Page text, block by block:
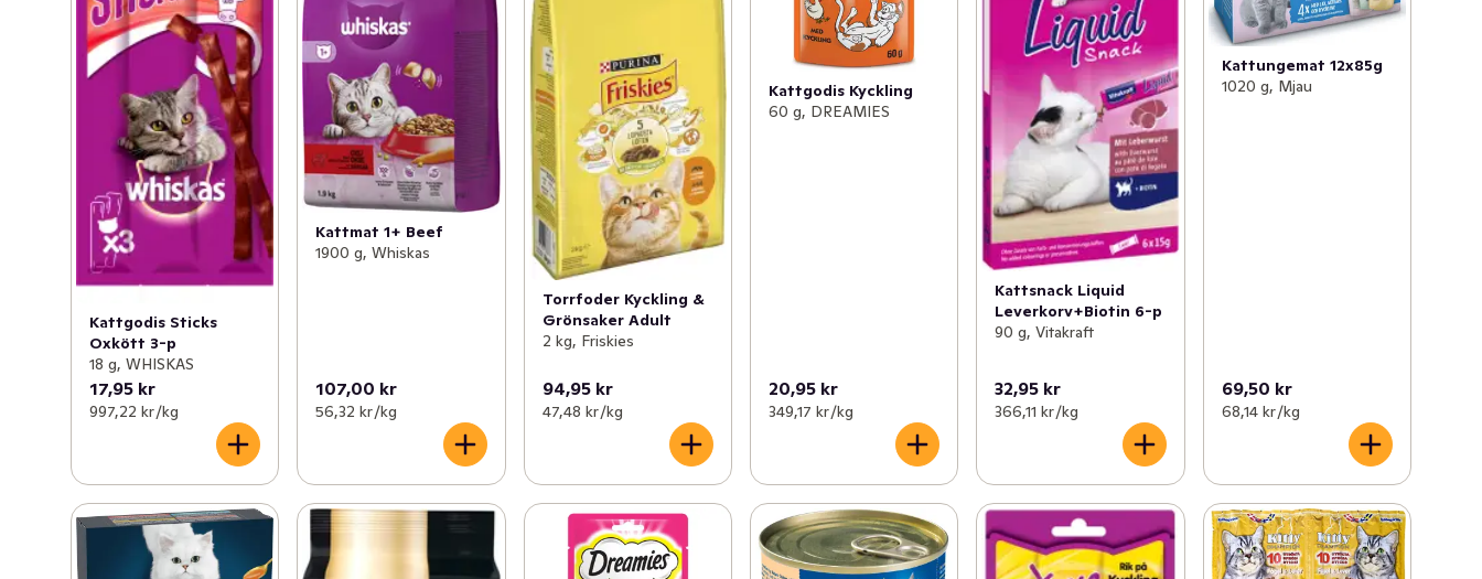
Kattgodis Sticks
Oxkött 3-p
18 g, WHISKAS
17,95 kr
997,22 kr /kg
Kattmat 1+ Beef
1900 g, Whiskas
107,00 kr
56,32 kr /kg
Torrfoder Kyckling &
Grönsaker Adult
2 kg, Friskies
94,95 kr
47,48 kr /kg
Kattgodis Kyckling
60 g, DREAMIES
20,95 kr
349,17 kr /kg
Kattsnack Liquid
Leverkorv+Biotin 6-p
90 g, Vitakraft
32,95 kr
366,11 kr /kg
Kattungemat 12x85g
1020 g, Mjau
69,50 kr
68,14 kr /kg